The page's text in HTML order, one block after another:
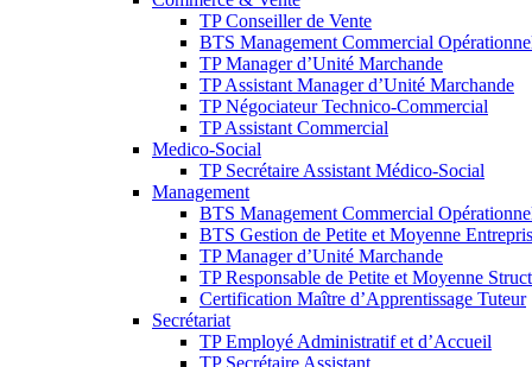
TP Conseiller de Vente
BTS Management Commercial
TP Manager d’Unité Marchande
TP Assistant Manager d’Unité Marchande
TP Négociateur Technico-Commercial
TP Assistant Commercial
Medico-Social
TP Secrétaire Assistant Médico-Social
Management
BTS Management Commercial
BTS Gestion de Petite et Moyenne
TP Manager d’Unité Marchande
TP Responsable de Petite et Moyenne
Certification Maître d’Apprentissage Tuteur
Secrétariat
TP Employé Administratif et d’Accueil
TP Secrétaire Assistant